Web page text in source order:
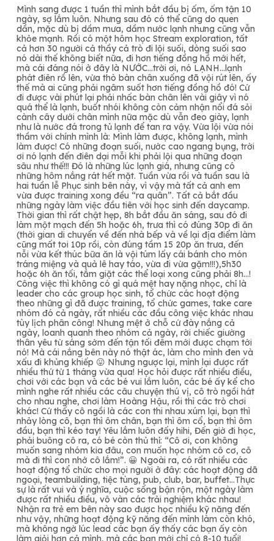
Mình sang được 1 tuần thì mình bắt đầu bị ốm, ốm tận 10
ngày, sợ lắm luôn. Nhưng sau đó có thể cũng do quen
dần, mặc dù bị dầm mưa, dầm nước lạnh nhưng cũng vẫn
khỏe mạnh. Rồi có một hôm học Stream exploration, tất
cả hơn 30 người cả thầy cả trò đi lội suối, dòng suối sao
nó dài thế không biết nữa, đi hơn tiếng đồng hồ mới hết,
mà cái đáng nói ở đây là NƯỚC…trời ơi, nó LẠNH…lạnh
phát điên rồ lên, vừa thò bàn chân xuống đã vội rút lên, ấy
thế mà ai cũng phải ngâm suốt hơn tiếng đồng hồ đó! Cứ
đi được vài phút lại phải nhấc bàn chân lên vài giây vì nó
quá thể là lạnh, buốt nhói không còn cảm nhận nổi đá sỏi
cành cây dưới chân mình nữa mặc dù vẫn đeo giày, lạnh
như là nước đá trong tủ lạnh để tan ra vậy. Vừa lội vừa nói
thầm với chính mình là: Mình làm được, không lạnh, mình
làm được! Có những đoạn suối, nước cao ngang bụng, trời
ơi nó lạnh đến điên dại mỗi khi phải lội qua những đoạn
sâu như thế!!! Đó là những lúc lạnh giá, nhưng cũng có
những hôm nắng rát hết mặt. Tuần vừa rồi và tuần sau là
hai tuần lễ Phục sinh bên này, vì vậy mà tất cả anh em
vừa được training xong đều “ra quân”. Tất cả bắt đầu
những ngày làm việc đầu tiên với học sinh đến daycamp.
Thời gian thì rất chật hẹp, 8h bắt đầu ăn sáng, sau đó đi
làm một mạch đến 5h hoặc 6h, trưa thì có đúng 30p đi ăn
(thời gian di chuyển về đến nhà bếp và về lại địa điểm làm
cũng mất toi 10p rồi, còn đúng tầm 15 20p ăn trưa, đến
nỗi vừa kết thúc bữa ăn là vội túm lấy cái bánh cho món
tráng miệng và quả lê hay táo, vừa đi vừa gặm!!!),5h30
hoặc 6h ăn tối, tắm giặt các thể loại xong cũng phải 8h…!
Công việc thì không có gì quá mệt hay nặng nhọc, chỉ là
leader cho các group học sinh, tổ chức các hoạt động
theo những gì đã được training, tổ chức games, take care
nhóm đó cả ngày, rất nhiều các đầu công việc khác nhau
tùy lịch phân công! Nhưng mệt ở chỗ cứ đày nắng cả
ngày, loanh quanh theo nhóm cả ngày, rời chiếc giường
thân yêu từ sáng sớm đến tận tối đêm mới được chạm tới
nó! Mà cái nắng bên này nó thật ác, làm cho mình đen và
xấu đi khủng khiếp 😛 Nhưng ngược lại, mình lại được rất
nhiều thứ từ 1 tháng vừa qua! Học hỏi được rất nhiều điều,
chơi với các bạn và các bé vui lắm luôn, các bé ấy kể cho
mình nghe rất nhiều các câu chuyện thú vị, cô trò ngồi hát
cho nhau nghe, chơi làm Hoàng Hậu, rồi thì các trò chơi
khác! Cứ thấy cô ngồi là các con thi nhau xúm lại, bạn thì
nhảy lòng cô, bạn thì ôm chân, bạn thì ôm cổ, bạn thì ôm
đầu, bạn thì kéo tay! Yêu lắm luôn đấy hihi, Đến giờ đi học,
phải buông cô ra, có bé còn thủ thỉ: “Cô ơi, con không
muốn sang nhóm kia đâu, con muốn học nhóm cô cơ, cô
mà đi thì con nhớ cô lắm!”. 😀 Ngoài ra, có rất nhiều các
hoạt động tổ chức cho mọi người ở đây: các hoạt động dã
ngoại, teambuilding, tiệc tùng, pub, club, bar, buffet…Thực
sự là rất vui và ý nghĩa, cuộc sống bận rộn, một ngày làm
được rất nhiều điều, vô vàn các trải nghiệm khác nhau!
Nhận ra trẻ em bên này sao được học nhiều kỹ năng đến
như vậy, những hoạt động kỹ năng đến mình làm còn khó,
mà không ngờ lúc lead các bạn ấy thấy các bạn ấy còn
làm giỏi hơn cả mình, mà các bạn mới chỉ có 8-10 tuổi!